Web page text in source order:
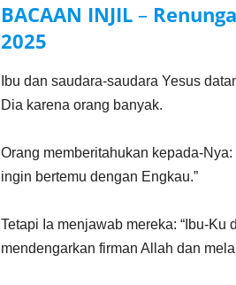
BACAAN INJIL–
2025
Ibu dan saudara-saudara Yesus
Dia karena orang banyak.
Orang memberitahukan kepada-
ingin bertemu dengan Engkau.”
Tetapi Ia menjawab mereka: “Ibu-
mendengarkan firman Allah dan